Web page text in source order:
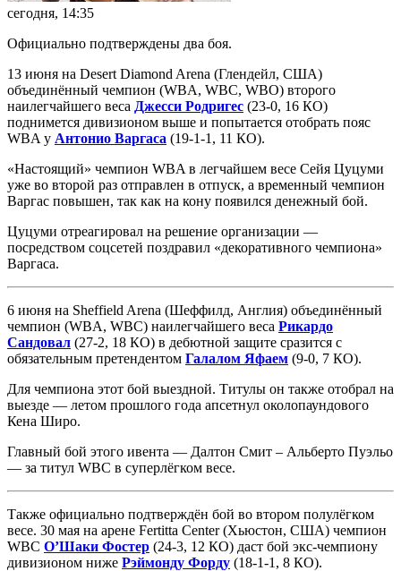
сегодня, 14:35
Официально подтверждены два боя.
13 июня на Desert Diamond Arena (Глендейл, США)
объединённый чемпион (WBA, WBC, WBO) второго
наилегчайшего веса Джесси Родригес (23-0, 16 КО)
поднимется дивизионом выше и попытается отобрать пояс
WBA у Антонио Варгаса (19-1-1, 11 КО).
«Настоящий» чемпион WBA в легчайшем весе Сейя Цуцуми
уже во второй раз отправлен в отпуск, а временный чемпион
Варгас повышен, так как на кону появился денежный бой.
Цуцуми отреагировал на решение организации —
посредством соцсетей поздравил «декоративного чемпиона»
Варгаса.
6 июня на Sheffield Arena (Шеффилд, Англия) объединённый
чемпион (WBA, WBC) наилегчайшего веса Рикардо
Сандовал (27-2, 18 КО) в дебютной защите сразится с
обязательным претендентом Галалом Яфаем (9-0, 7 КО).
Для чемпиона этот бой выездной. Титулы он также отобрал на
выезде — летом прошлого года апсетнул околопаундового
Кена Широ.
Главный бой этого ивента — Далтон Смит – Альберто Пуэльо
— за титул WBC в суперлёгком весе.
Также официально подтверждён бой во втором полулёгком
весе. 30 мая на арене Fertitta Center (Хьюстон, США) чемпион
WBC О’Шаки Фостер (24-3, 12 КО) даст бой экс-чемпиону
дивизионом ниже Рэймонду Форду (18-1-1, 8 КО).